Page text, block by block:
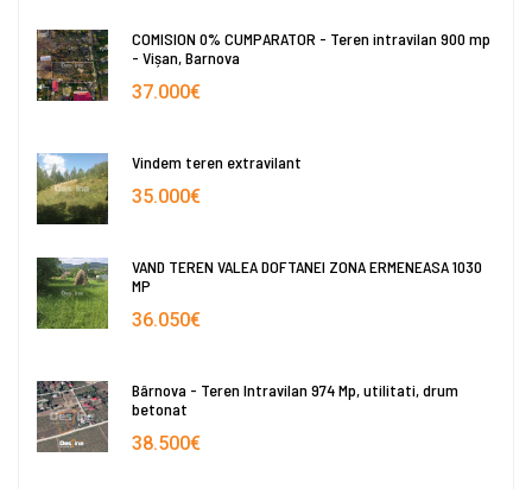
COMISION 0% CUMPARATOR - Teren intravilan 900 mp
- Vișan, Barnova
37.000€
Vindem teren extravilant
35.000€
VAND TEREN VALEA DOFTANEI ZONA ERMENEASA 1030
MP
36.050€
Bârnova - Teren Intravilan 974 Mp, utilitati, drum
betonat
38.500€